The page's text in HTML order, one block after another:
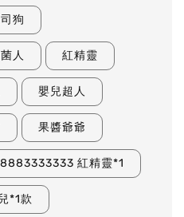
狗
人 紅精靈
嬰兒超人
果醬爺爺
紅精靈*1
*1款